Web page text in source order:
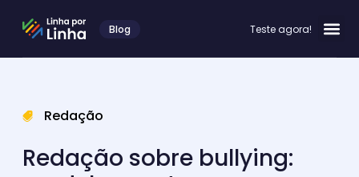
Blog Teste agora!
Redação
Redação sobre bullying: